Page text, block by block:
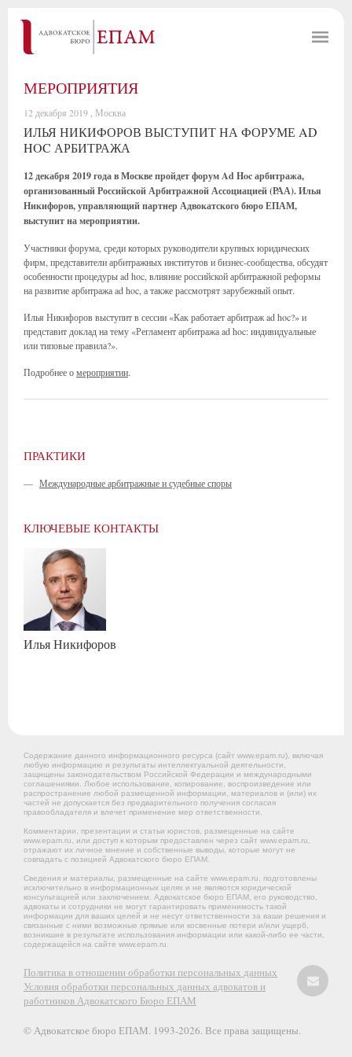
МЕРОПРИЯТИЯ
12 декабря 2019 , Москва
ИЛЬЯ НИКИФОРОВ ВЫСТУПИТ НА ФОРУМЕ AD
HOC АРБИТРАЖА
12 декабря 2019 года в Москве пройдет форум Ad Hoc арбитража,
организованный Российской Арбитражной Ассоциацией (РАА). Илья
Никифоров, управляющий партнер Адвокатского бюро ЕПАМ,
выступит на мероприятии.
Участники форума, среди которых руководители крупных юридических
фирм, представители арбитражных институтов и бизнес-сообщества, обсудят
особенности процедуры ad hoc, влияние российской арбитражной реформы
на развитие арбитража ad hoc, а также рассмотрят зарубежный опыт.
Илья Никифоров выступит в сессии «Как работает арбитраж ad hoc?» и
представит доклад на тему «Регламент арбитража ad hoc: индивидуальные
или типовые правила?».
Подробнее омероприятии.
ПРАКТИКИ
— Международные арбитражные и судебные споры
КЛЮЧЕВЫЕ КОНТАКТЫ
ИльяНикифоров
Содержание данного информационного ресурса (сайт www.epam.ru), включая
любую информацию и результаты интеллектуальной деятельности,
защищены законодательством Российской Федерации и международными
соглашениями. Любое использование, копирование, воспроизведение или
распространение любой размещенной информации, материалов и (или) их
частей не допускается без предварительного получения согласия
правообладателя и влечет применение мер ответственности.
Комментарии, презентации и статьи юристов, размещенные на сайте
www.epam.ru, или доступ к которым предоставлен через сайт www.epam.ru,
отражают их личное мнение и собственные выводы, которые могут не
совпадать с позицией Адвокатского бюро ЕПАМ.
Сведения и материалы, размещенные на сайте www.epam.ru, подготовлены
исключительно в информационных целях и не являются юридической
консультацией или заключением. Адвокатское бюро ЕПАМ, его руководство,
адвокаты и сотрудники не могут гарантировать применимость такой
информации для ваших целей и не несут ответственности за ваши решения и
связанные с ними возможные прямые или косвенные потери и/или ущерб,
возникшие в результате использования информации или какой-либо ее части,
содержащейся на сайте www.epam.ru.
Политика в отношении обработки персональных данных
Условия обработки персональных данных адвокатов и
работников Адвокатского Бюро ЕПАМ
© Адвокатское бюро ЕПАМ. 1993-2026. Все права защищены.